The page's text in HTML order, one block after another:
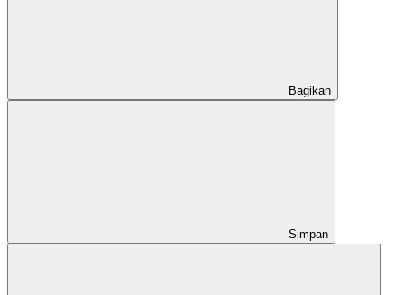
Bagikan
Simpan